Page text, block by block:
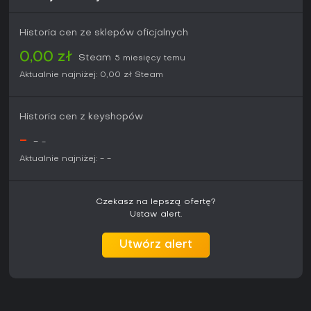
Historia cen ze sklepów oficjalnych
0,00 zł Steam 5 miesięcy temu
Aktualnie najniżej: 0,00 zł Steam
Historia cen z keyshopów
- - -
Aktualnie najniżej: - -
Czekasz na lepszą ofertę?
Ustaw alert.
Utwórz alert